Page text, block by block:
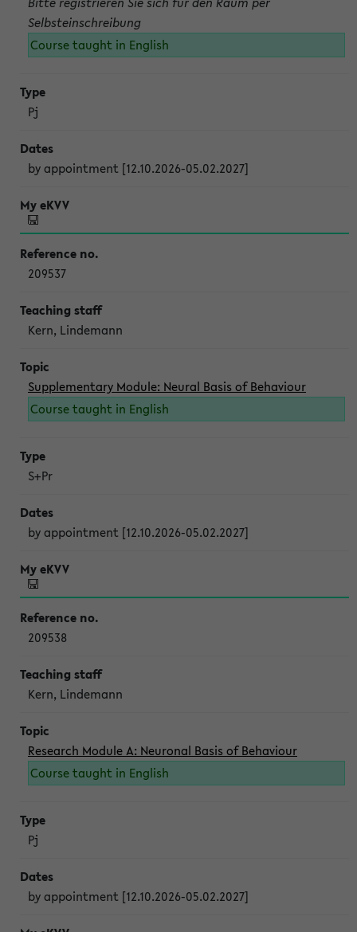
Selbsteinschreibung
Course taught in English
Pj
by appointment [12.10.2026-05.02.2027]
209537
Kern, Lindemann
Supplementary Module: Neural Basis of Behaviour
Course taught in English
S+Pr
by appointment [12.10.2026-05.02.2027]
209538
Kern, Lindemann
Research Module A: Neuronal Basis of Behaviour
Course taught in English
Pj
by appointment [12.10.2026-05.02.2027]